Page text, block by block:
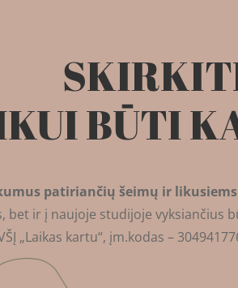
BŪTI
patiriančių šeimų ir
ir į naujoje studijoje vyksiančius
„Laikas kartu“, įm.kodas –